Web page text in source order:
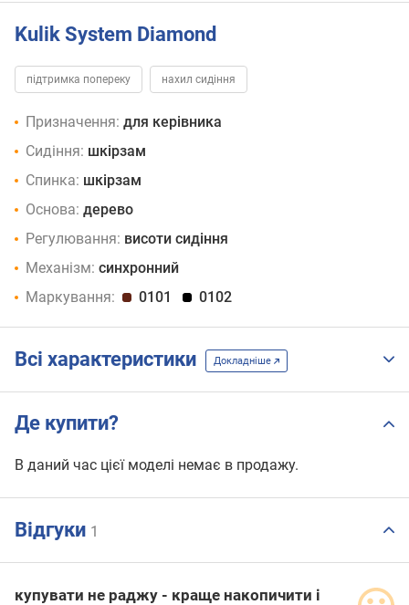
Kulik System Diamond
підтримка попереку нахил сидіння
Призначення: для керівника
Сидіння: шкірзам
Спинка: шкірзам
Основа: дерево
Регулювання: висоти сидіння
Механізм: синхронний
Маркування:
0101 0102
Всі характеристики Докладніше
Де купити?
В даний час цієї моделі немає в продажу.
Відгуки 1
купувати не раджу - краще накопичити і